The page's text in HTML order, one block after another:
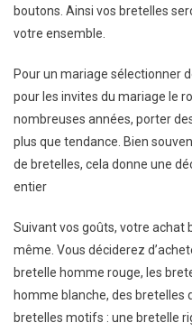
boutons. Ainsi vos bretelles
votre ensemble.
Pour un mariage sélectionner
pour les invites du mariage le
nombreuses années, porter
plus que tendance. Bien
de bretelles, cela donne une
entier
Suivant vos goûts, votre achat
même. Vous déciderez
bretelle homme rouge, les
homme blanche, des bretelles
bretelles motifs : une bretelle